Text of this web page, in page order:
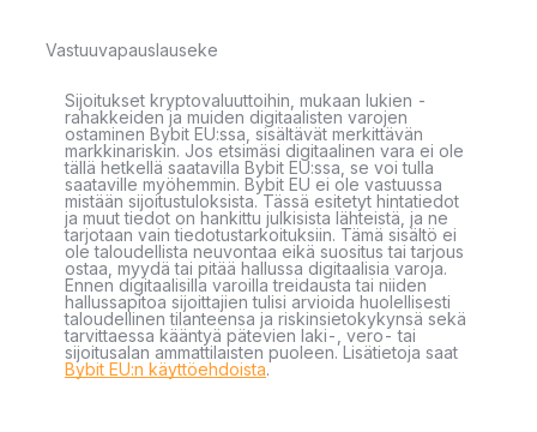
Vastuuvapauslauseke
Sijoitukset kryptovaluuttoihin, mukaan lukien -
rahakkeiden ja muiden digitaalisten varojen
ostaminen Bybit EU:ssa, sisältävät merkittävän
markkinariskin. Jos etsimäsi digitaalinen vara ei ole
tällä hetkellä saatavilla Bybit EU:ssa, se voi tulla
saataville myöhemmin. Bybit EU ei ole vastuussa
mistään sijoitustuloksista. Tässä esitetyt hintatiedot
ja muut tiedot on hankittu julkisista lähteistä, ja ne
tarjotaan vain tiedotustarkoituksiin. Tämä sisältö ei
ole taloudellista neuvontaa eikä suositus tai tarjous
ostaa, myydä tai pitää hallussa digitaalisia varoja.
Ennen digitaalisilla varoilla treidausta tai niiden
hallussapitoa sijoittajien tulisi arvioida huolellisesti
taloudellinen tilanteensa ja riskinsietokykynsä sekä
tarvittaessa kääntyä pätevien laki-, vero- tai
sijoitusalan ammattilaisten puoleen. Lisätietoja saat
Bybit EU:n käyttöehdoista.